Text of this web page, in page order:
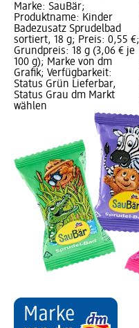
Marke: SauBär;
Produktname: Kinder
Badezusatz Sprudelbad
sortiert, 18 g; Preis: 0,55 €;
Grundpreis: 18 g (3,06 € je
100 g); Marke von dm
Grafik; Verfügbarkeit:
Status Grün Lieferbar,
Status Grau dm Markt
wählen